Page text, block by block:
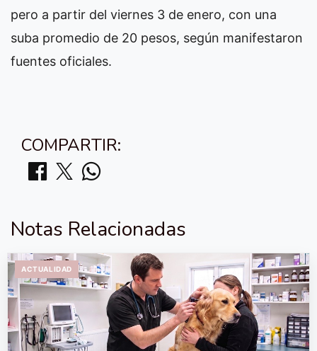
pero a partir del viernes 3 de enero, con una
suba promedio de 20 pesos, según manifestaron
fuentes oficiales.
COMPARTIR:
Notas Relacionadas
ACTUALIDAD